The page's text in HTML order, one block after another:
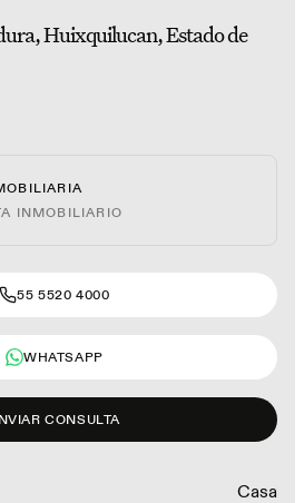
Huixquilucan, Estado de
INMOBILIARIO
55 5520 4000
WHATSAPP
CONSULTA
Casa